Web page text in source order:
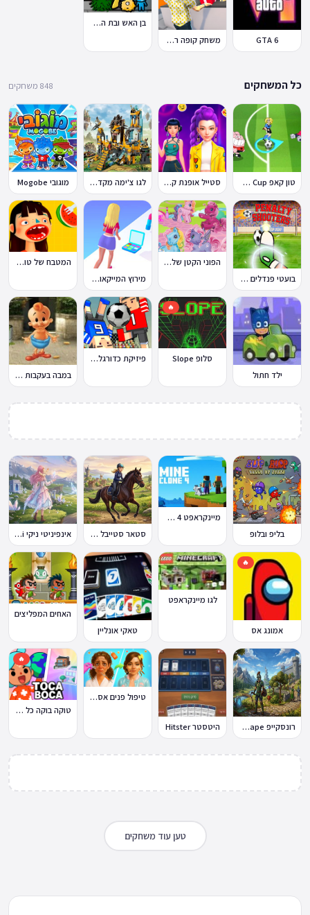
GTA 6 משחק קופה ראשית
בן האש ובת המים 7: וחברים
כל המשחקים 848 משחקים
טון קאפ Toon Cup סטייל אופנת קיי-פופ לגו צ'ימה מקדש האריות מוגובי Mogobe
בועטי פנדלים Penalty Shooters
הפוני הקטן שלי: מסיבה בכפר
מירוץ המייקאובר Makeover Run
המטבח של טוקה בוקה
ילד חתול
🔥
סלופ Slope
פיזיקת כדורגל Soccer Physics
במבה בעקבות החטיף החטוף 2
בליפ ובלופ
מיינקראפט 4 קלון
סטאר סטייבל Star Stable Online
אינפיניטי ניקי Infinity Nikki
🔥
אמונג אס
לגו מיינקראפט
טאקי אונליין
האחים המפליצים
רונסקייפ RuneScape היטסטר Hitster
טיפול פנים אסמר Asmr
🔥
טוקה בוקה כל העולמות בחינם
טען עוד משחקים